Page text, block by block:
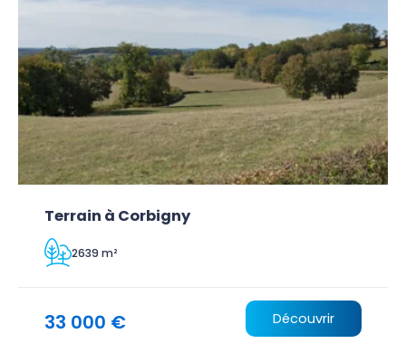
Terrain à Corbigny
2639 m²
33 000 € Découvrir